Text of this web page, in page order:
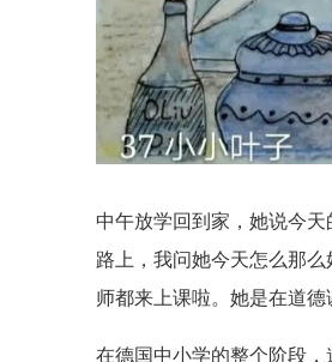
中午放学回到家，她说今
路上，我问她今天怎么那
师都来上课啦。她是在道
在德国中小学的整个阶段